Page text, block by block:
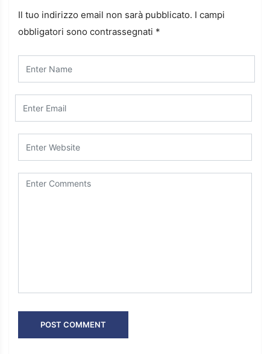
Il tuo indirizzo email non sarà pubblicato. I campi
obbligatori sono contrassegnati *